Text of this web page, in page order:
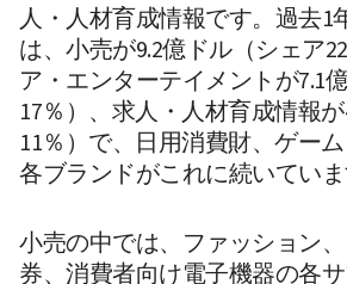
人・人材育成情報です。過去1
は、小売が9.2億ドル（シェア
ア・エンターテイメントが7.1
17％）、求人・人材育成情報
11％）で、日用消費財、ゲー
各ブランドがこれに続いていま
小売の中では、ファッション
券、消費者向け電子機器の各